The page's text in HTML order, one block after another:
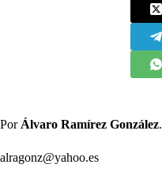
Por Álvaro Ramírez González.
alragonz@yahoo.es